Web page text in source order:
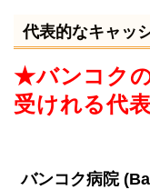
代表的なキャッ
★バンコク
受けれる代
バンコク病院